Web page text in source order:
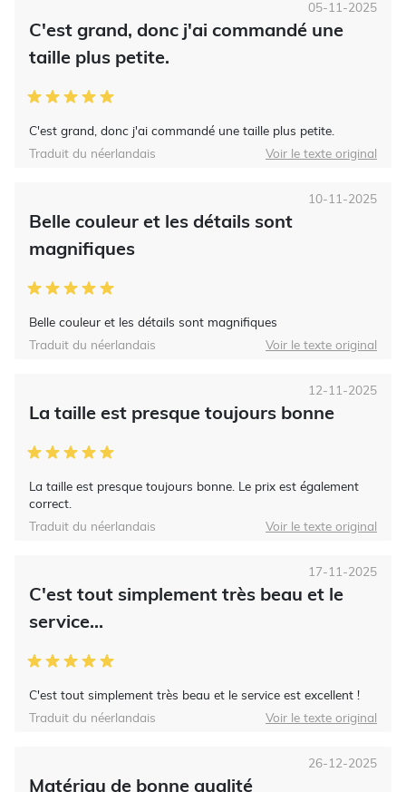
C'est grand, donc j'ai commandé une
taille plus petite.
C'est grand, donc j'ai commandé une taille plus petite.
05-11-2025
Traduit du néerlandais Voir le texte original
Belle couleur et les détails sont
magnifiques
Belle couleur et les détails sont magnifiques
10-11-2025
Traduit du néerlandais Voir le texte original
La taille est presque toujours bonne
La taille est presque toujours bonne. Le prix est également
correct.
12-11-2025
Traduit du néerlandais Voir le texte original
C'est tout simplement très beau et le
service...
C'est tout simplement très beau et le service est excellent !
17-11-2025
Traduit du néerlandais Voir le texte original
Matériau de bonne qualité
26-12-2025